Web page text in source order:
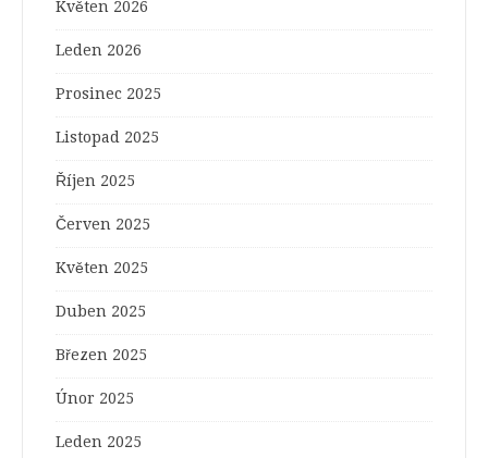
Květen 2026
Leden 2026
Prosinec 2025
Listopad 2025
Říjen 2025
Červen 2025
Květen 2025
Duben 2025
Březen 2025
Únor 2025
Leden 2025